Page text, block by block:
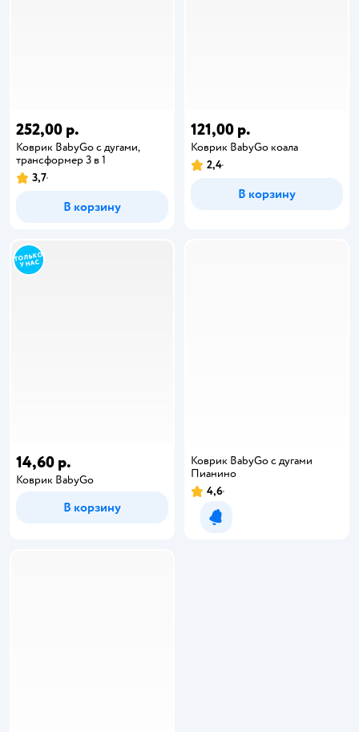
252,00 р.
Коврик BabyGo с дугами,
трансформер 3 в 1
3,7
В корзину
121,00 р.
Коврик BabyGo коала
2,4
В корзину
14,60 р.
Коврик BabyGo
В корзину
Коврик BabyGo с дугами
Пианино
4,6
Уведомить о появлении